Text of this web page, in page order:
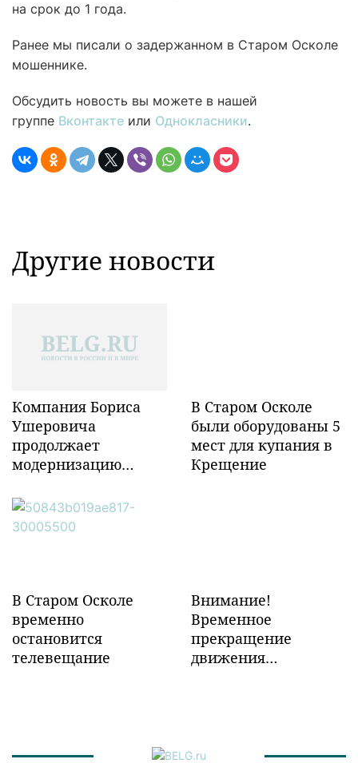
на срок до 1 года.
Ранее мы писали о задержанном в Старом Осколе
мошеннике.
Обсудить новость вы можете в нашей
группе Вконтакте или Однокласники.
Другие новости
Компания Бориса
Ушеровича
продолжает
модернизацию
инфраструктуры в
Забайкалье
В Старом Осколе
были оборудованы 5
мест для купания в
Крещение
В Старом Осколе
временно
остановится
телевещание
Внимание!
Временное
прекращение
движения